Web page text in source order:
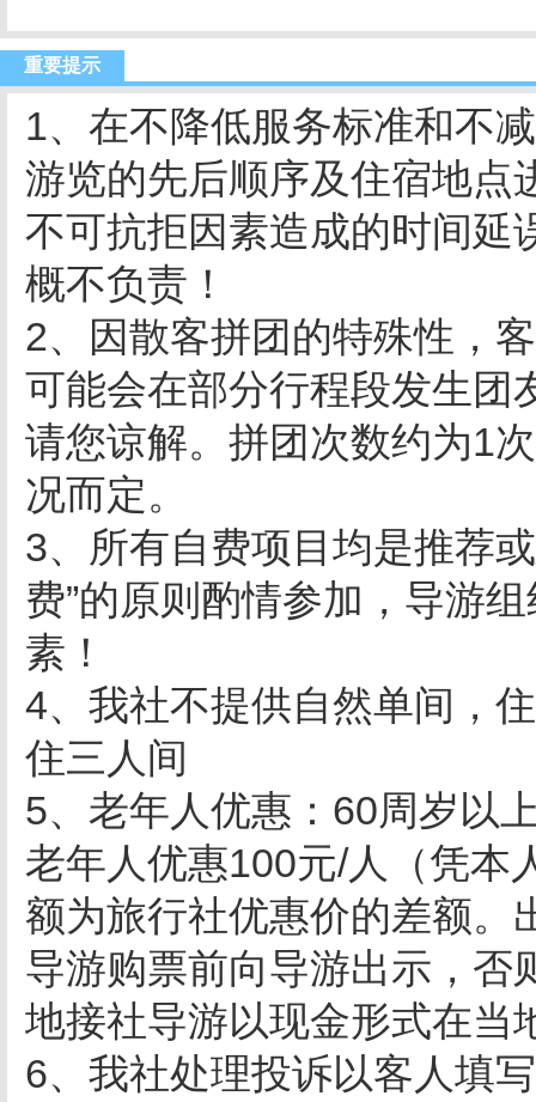
重要提示
1、在不降低服务标准和不
游览的先后顺序及住宿地点
不可抗拒因素造成的时间延
概不负责！
2、因散客拼团的特殊性，
可能会在部分行程段发生团
请您谅解。拼团次数约为1
况而定。
3、所有自费项目均是推荐
费”的原则酌情参加，导游
素！
4、我社不提供自然单间，
住三人间
5、老年人优惠：60周岁以
老年人优惠100元/人（凭本
额为旅行社优惠价的差额。
导游购票前向导游出示，否
地接社导游以现金形式在当
6、我社处理投诉以客人填